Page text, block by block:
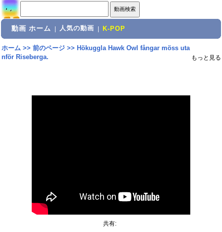
動画 ホーム 人気の動画 K-POP
ホーム>> 前のページ>> Hökuggla Hawk Owl fångar möss uta
nför Riseberga.
もっと見る
共有: